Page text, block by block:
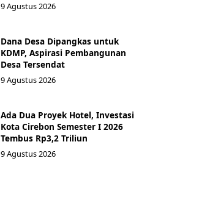
9 Agustus 2026
Dana Desa Dipangkas untuk
KDMP, Aspirasi Pembangunan
Desa Tersendat
9 Agustus 2026
Ada Dua Proyek Hotel, Investasi
Kota Cirebon Semester I 2026
Tembus Rp3,2 Triliun
9 Agustus 2026